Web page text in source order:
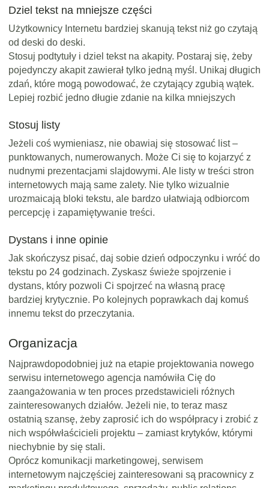
Dziel tekst na mniejsze części
Użytkownicy Internetu bardziej skanują tekst niż go czytają
od deski do deski.
Stosuj podtytuły i dziel tekst na akapity. Postaraj się, żeby
pojedynczy akapit zawierał tylko jedną myśl. Unikaj długich
zdań, które mogą powodować, że czytający zgubią wątek.
Lepiej rozbić jedno długie zdanie na kilka mniejszych
Stosuj listy
Jeżeli coś wymieniasz, nie obawiaj się stosować list –
punktowanych, numerowanych. Może Ci się to kojarzyć z
nudnymi prezentacjami slajdowymi. Ale listy w treści stron
internetowych mają same zalety. Nie tylko wizualnie
urozmaicają bloki tekstu, ale bardzo ułatwiają odbiorcom
percepcję i zapamiętywanie treści.
Dystans i inne opinie
Jak skończysz pisać, daj sobie dzień odpoczynku i wróć do
tekstu po 24 godzinach. Zyskasz świeże spojrzenie i
dystans, który pozwoli Ci spojrzeć na własną pracę
bardziej krytycznie. Po kolejnych poprawkach daj komuś
innemu tekst do przeczytania.
Organizacja
Najprawdopodobniej już na etapie projektowania nowego
serwisu internetowego agencja namówiła Cię do
zaangażowania w ten proces przedstawicieli różnych
zainteresowanych działów. Jeżeli nie, to teraz masz
ostatnią szansę, żeby zaprosić ich do współpracy i zrobić z
nich współwłaścicieli projektu – zamiast krytyków, którymi
niechybnie by się stali.
Oprócz komunikacji marketingowej, serwisem
internetowym najczęściej zainteresowani są pracownicy z